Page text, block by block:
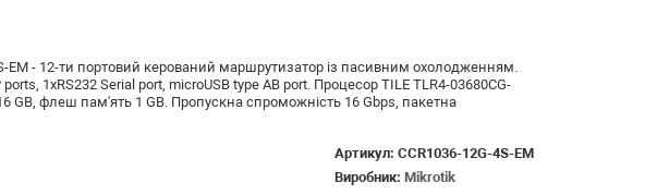
EM - 12-ти портовий керований маршрутизатор із пасивним охолодженням.
1xRS232 Serial port, microUSB type AB port. Процесор TILE TLR4-03680CG-
GB, флеш пам'ять 1 GB. Пропускна спроможність 16 Gbps, пакетна
Артикул: CCR1036-12G-4S-EM
Виробник: Mikrotik